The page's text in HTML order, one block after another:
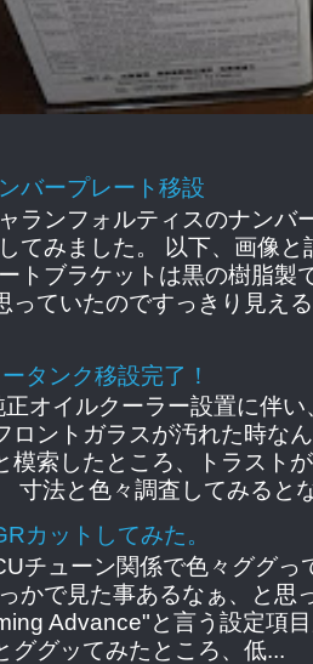
バープレート移設
ランフォルティスのナンバ
てみました。 以下、画像
トブラケットは黒の樹脂製
っていたのですっきり見え
タンク移設完了！
正オイルクーラー設置に伴
ロントガラスが汚れた時な
模索したところ、トラスト
寸法と色々調査してみると
カットしてみた。
チューン関係で色々ググ
かで見た事あるなぁ、と
Advance"と言う設定項
ググッてみたところ、低...